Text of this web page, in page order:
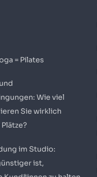
= Pilates
Wie viel
Sie wirklich
im Studio:
ist,